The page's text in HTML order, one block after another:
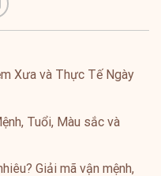
Xưa và Thực Tế Ngày
Tuổi, Màu sắc và
Giải mã vận mệnh,